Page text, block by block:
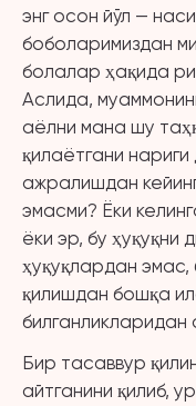
энг осон йўл —
боболаримиздан
болалар ҳақида
Аслида,
аёлни мана шу
қилаётгани
ажралишдан
эмасми? Ёки
ёки эр, бу ҳуқуқни
ҳуқуқлардан эмас,
қилишдан бошқа
билганликларидан
Бир тасаввур
айтганини қилиб,